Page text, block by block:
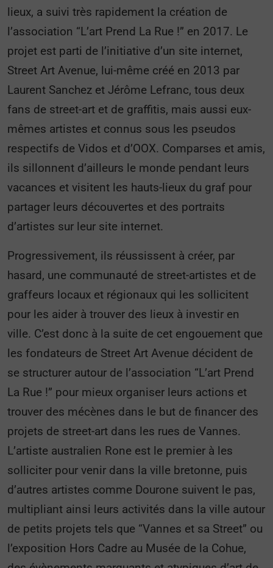
lieux, a suivi très rapidement la création de
l’association “L’art Prend La Rue !” en 2017. Le
projet est parti de l’initiative d’un site internet,
Street Art Avenue, lui-même créé en 2013 par
Laurent Sanchez et Jérôme Lefranc, tous deux
fans de street-art et de graffitis, mais aussi eux-
mêmes artistes et connus sous les pseudos
respectifs de Vidos et d’OOX. Comparses et amis,
ils sillonnent d’ailleurs le monde pendant leurs
vacances et visitent les hauts-lieux du graf pour
partager leurs découvertes et des portraits
d’artistes sur leur site internet.
Progressivement, ils réussissent à créer, par
hasard, une communauté de street-artistes et de
graffeurs locaux et régionaux qui les sollicitent
pour les aider à trouver des lieux à investir en
ville. C’est donc à la suite de cet engouement que
les fondateurs de Street Art Avenue décident de
se structurer autour de l’association “L’art Prend
La Rue !” pour mieux organiser leurs actions et
trouver des mécènes dans le but de financer des
projets de street-art dans les rues de Vannes.
L’artiste australien Rone est le premier à les
solliciter pour venir dans la ville bretonne, puis
d’autres artistes comme Dourone suivent le pas,
multipliant ainsi leurs activités dans la ville autour
de petits projets tels que “Vannes et sa Street” ou
l’exposition Hors Cadre au Musée de la Cohue,